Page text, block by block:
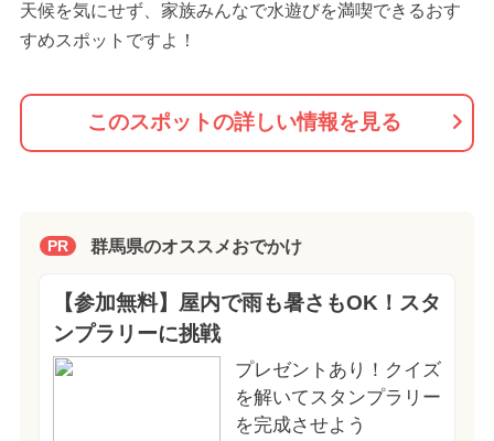
天候を気にせず、家族みんなで水遊びを満喫できるおす
すめスポットですよ！
このスポットの詳しい情報を見る
PR 群馬県のオススメおでかけ
【参加無料】屋内で雨も暑さもOK！スタ
ンプラリーに挑戦
プレゼントあり！クイズ
を解いてスタンプラリー
を完成させよう